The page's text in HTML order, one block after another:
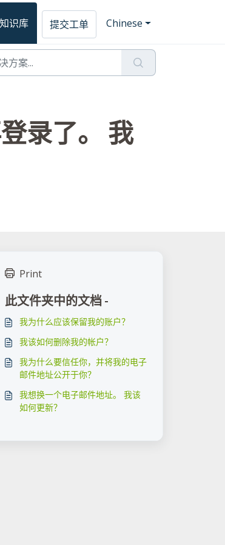
知识库 提交工单 Chinese
录了。 我
Print
此文件夹中的文档 -
我为什么应该保留我的账户？
我该如何删除我的帐户？
我为什么要信任你，并将我的电子
邮件地址公开于你？
我想换一个电子邮件地址。 我该
如何更新？